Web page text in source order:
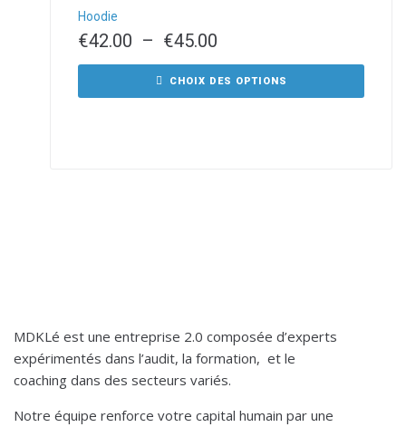
Hoodie
€42.00 – €45.00
CHOIX DES OPTIONS
MDKLé est une entreprise 2.0 composée d’experts
expérimentés dans l’audit, la formation, et le
coaching dans des secteurs variés.
Notre équipe renforce votre capital humain par une